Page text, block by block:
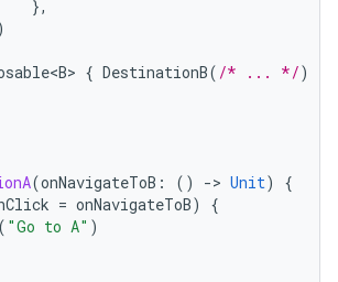
},
{ DestinationB( /* ... */)
(onNavigateToB : () -> Unit)
{
= onNavigateToB)
{
( "Go to A" )